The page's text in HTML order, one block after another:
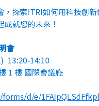
，探索ITRI如何用科技創
就您的未來！
會
) 13:20-14:10
1 樓 國際會議廳
forms/d/e/